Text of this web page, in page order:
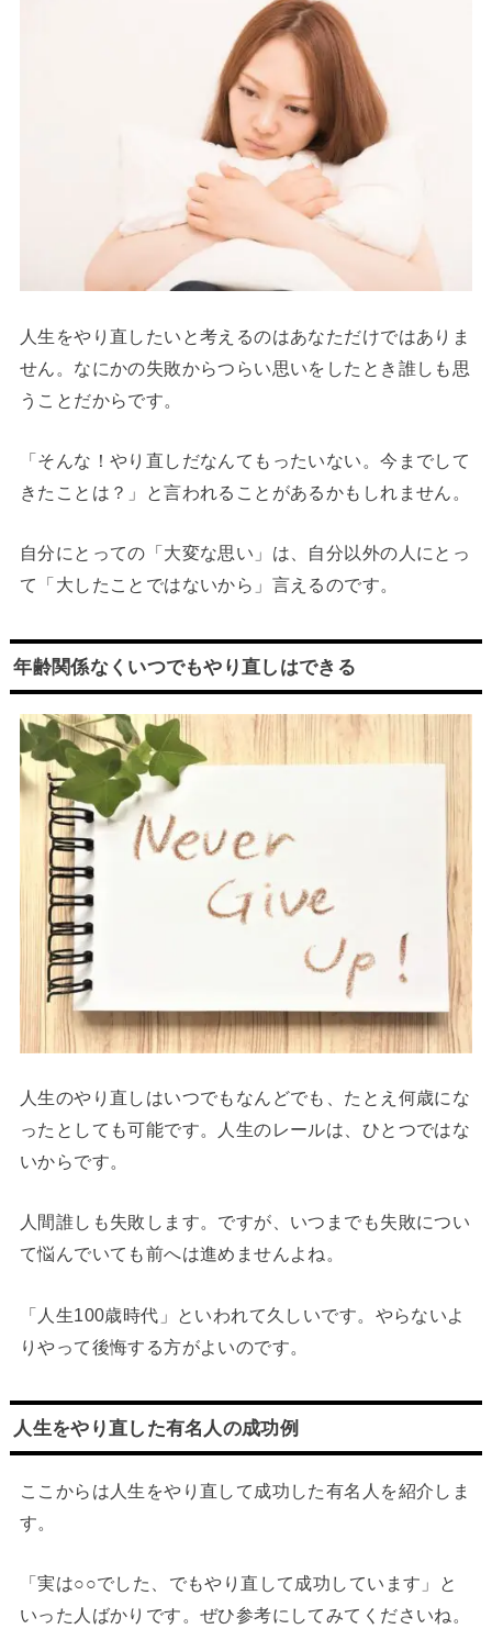
人生をやり直したいと考えるのはあなただけではありま
せん。なにかの失敗からつらい思いをしたとき誰しも思
うことだからです。
「そんな！やり直しだなんてもったいない。今までして
きたことは？」と言われることがあるかもしれません。
自分にとっての「大変な思い」は、自分以外の人にとっ
て「大したことではないから」言えるのです。
年齢関係なくいつでもやり直しはできる
人生のやり直しはいつでもなんどでも、たとえ何歳にな
ったとしても可能です。人生のレールは、ひとつではな
いからです。
人間誰しも失敗します。ですが、いつまでも失敗につい
て悩んでいても前へは進めませんよね。
「人生100歳時代」といわれて久しいです。やらないよ
りやって後悔する方がよいのです。
人生をやり直した有名人の成功例
ここからは人生をやり直して成功した有名人を紹介しま
す。
「実は○○でした、でもやり直して成功しています」と
いった人ばかりです。ぜひ参考にしてみてくださいね。